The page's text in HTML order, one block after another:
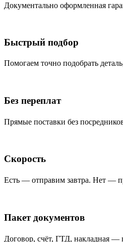
Документально оформленная
Быстрый подбор
Помогаем точно подобрать
Без переплат
Прямые поставки без
Скорость
Есть — отправим завтра. Нет —
Пакет документов
Договор, счёт, ГТД, накладная